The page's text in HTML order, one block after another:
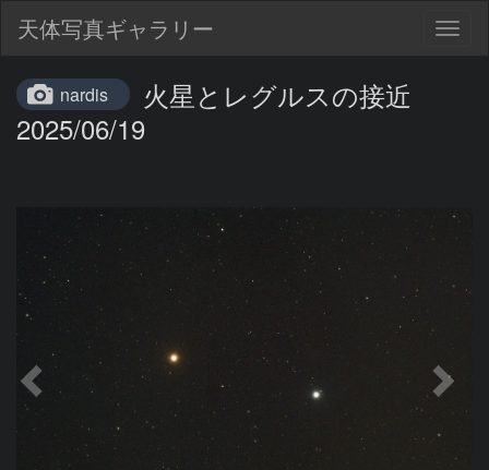
天体写真ギャラリー
nardis
火星とレグルスの接近
2025/06/19